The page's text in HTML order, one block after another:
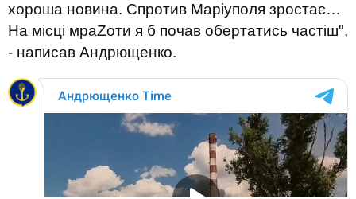
хороша новина. Спротив Маріуполя зростає…
На місці мраZоти я б почав обертатись частіш",
- написав Андрющенко.